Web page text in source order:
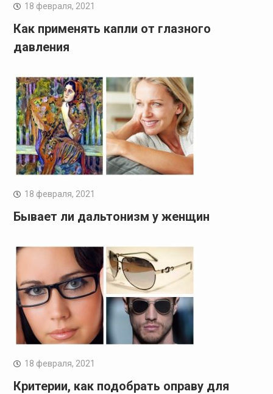
18 февраля, 2021
Как применять капли от глазного
давления
18 февраля, 2021
Бывает ли дальтонизм у женщин
18 февраля, 2021
Критерии, как подобрать оправу для